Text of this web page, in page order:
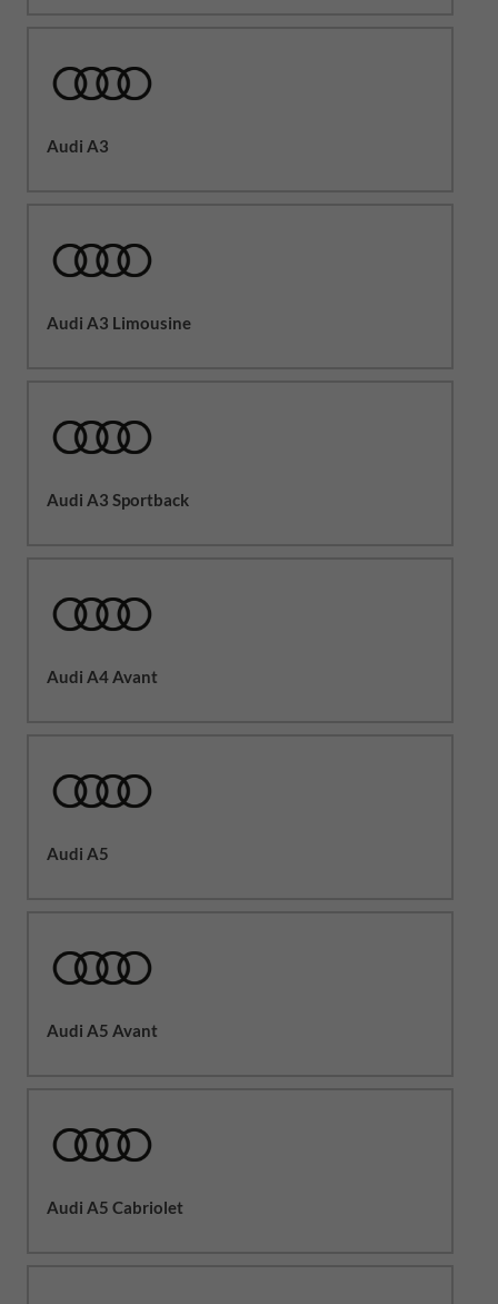
Audi A3
Audi A3 Limousine
Audi A3 Sportback
Audi A4 Avant
Audi A5
Audi A5 Avant
Audi A5 Cabriolet